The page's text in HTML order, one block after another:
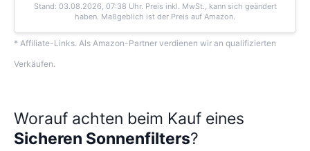
Stand: 03.08.2026, 07:38 Uhr. Preis inkl. MwSt., kann sich geändert
haben. Maßgeblich ist der Preis auf Amazon.
* Affiliate-Links. Als Amazon-Partner verdienen wir an qualifizierten
Verkäufen.
Worauf achten beim Kauf eines
Sicheren Sonnenfilters?